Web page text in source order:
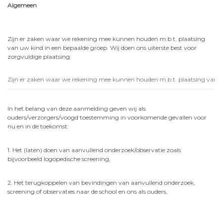
Algemeen
Zijn er zaken waar we rekening mee kunnen houden m.b.t. plaatsing
van uw kind in een bepaalde groep. Wij doen ons uiterste best voor
zorgvuldige plaatsing:
In het belang van deze aanmelding geven wij als
ouders/verzorgers/voogd toestemming in voorkomende gevallen voor
nu en in de toekomst:
1. Het (laten) doen van aanvullend onderzoek/observatie zoals
bijvoorbeeld logopedische screening,
2. Het terugkoppelen van bevindingen van aanvullend onderzoek,
screening of observaties naar de school en ons als ouders,